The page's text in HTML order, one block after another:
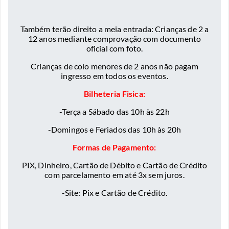
Também terão direito a meia entrada: Crianças de 2 a
12 anos mediante comprovação com documento
oficial com foto.
Crianças de colo menores de 2 anos não pagam
ingresso em todos os eventos.
Bilheteria Fisica:
-Terça a Sábado das 10h às 22h
-Domingos e Feriados das 10h às 20h
Formas de Pagamento:
PIX, Dinheiro, Cartão de Débito e Cartão de Crédito
com parcelamento em até 3x sem juros.
-Site: Pix e Cartão de Crédito.